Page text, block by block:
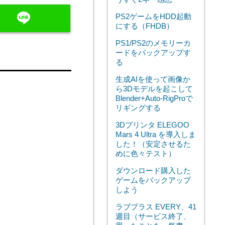
line
PS2ゲームをHDD起動
にする（FHDB）
PS1/PS2のメモリーカ
ードをバックアップす
る
生成AIを使って画像か
ら3Dモデルを起こして
Blender+Auto-RigProで
リギングする
3Dプリンタ ELEGOO
Mars 4 Ultra を導入しま
した！（安定させるた
めに色々テスト）
ダウンロード購入した
ゲームをバックアップ
しよう
ラブプラス EVERY、41
週目（サービス終了、